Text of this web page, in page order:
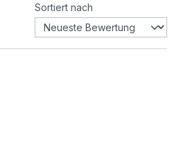
Sortiert nach